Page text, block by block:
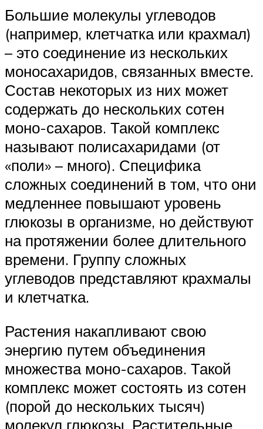
Большие молекулы углеводов
(например, клетчатка или крахмал)
– это соединение из нескольких
моносахаридов, связанных вместе.
Состав некоторых из них может
содержать до нескольких сотен
моно-сахаров. Такой комплекс
называют полисахаридами (от
«поли» – много). Специфика
сложных соединений в том, что они
медленнее повышают уровень
глюкозы в организме, но действуют
на протяжении более длительного
времени. Группу сложных
углеводов представляют крахмалы
и клетчатка.
Растения накапливают свою
энергию путем объединения
множества моно-сахаров. Такой
комплекс может состоять из сотен
(порой до нескольких тысяч)
молекул глюкозы. Растительные